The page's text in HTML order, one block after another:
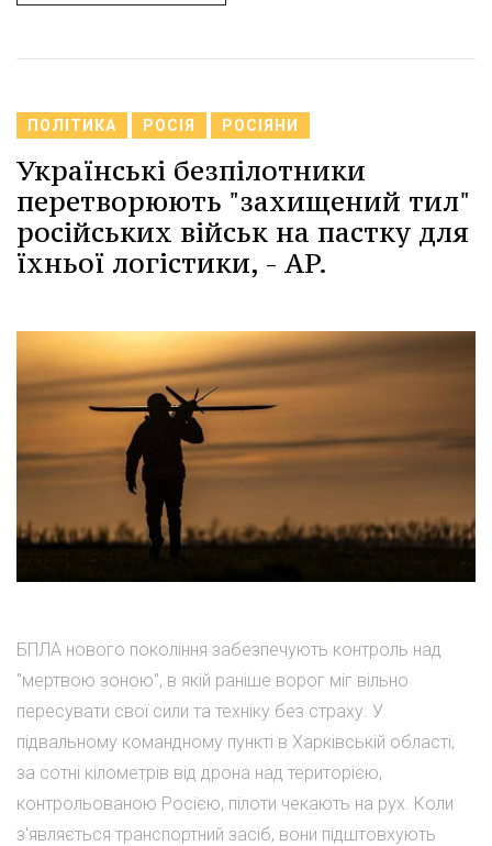
ПОЛІТИКА РОСІЯ РОСІЯНИ
Українські безпілотники
перетворюють "захищений тил"
російських військ на пастку для
їхньої логістики, - AP.
БПЛА нового покоління забезпечують контроль над
"мертвою зоною", в якій раніше ворог міг вільно
пересувати свої сили та техніку без страху. У
підвальному командному пункті в Харківській області,
за сотні кілометрів від дрона над територією,
контрольованою Росією, пілоти чекають на рух. Коли
з'являється транспортний засіб, вони підштовхують